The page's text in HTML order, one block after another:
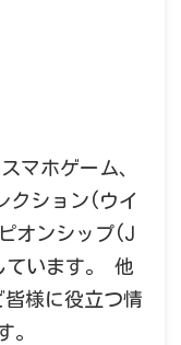
マホゲーム、
クション(ウイ
オンシップ(J
ています。 他
様に役立つ情
。